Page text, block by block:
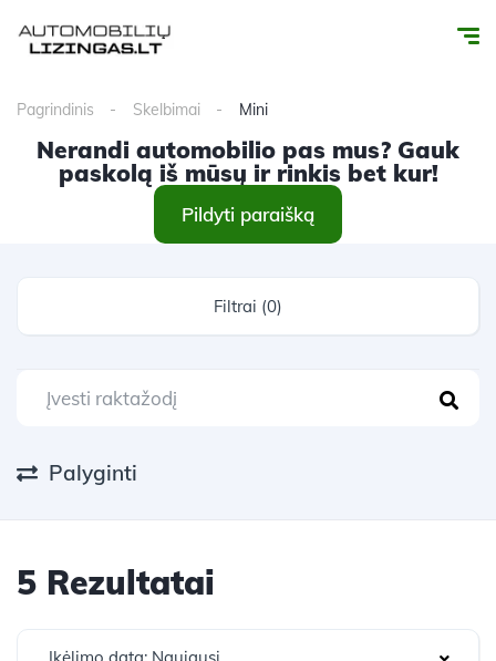
Pagrindinis Skelbimai Mini
Nerandi automobilio pas mus? Gauk
paskolą iš mūsų ir rinkis bet kur!
Pildyti paraišką
Filtrai (0)
Palyginti
5 Rezultatai